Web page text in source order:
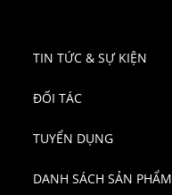
TIN TỨC & SỰ KIỆN
ĐỐI TÁC
TUYỂN DỤNG
DANH SÁCH SẢN PHẨM